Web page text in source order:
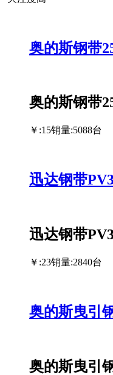
奥的斯钢带
奥的斯钢带
￥:15销量:5088台
迅达钢带
迅达钢带
￥:23销量:2840台
奥的斯曳引
奥的斯曳引